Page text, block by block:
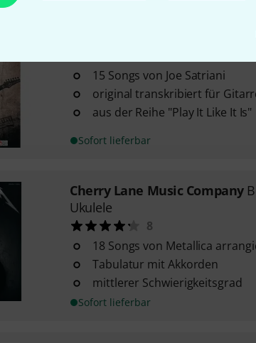
15 Songs von Joe Satriani
original transkribiert für
aus der Reihe "Play It Like It Is"
Sofort lieferbar
Cherry Lane Music Company
Ukulele
8
18 Songs von Metallica
Tabulatur mit Akkorden
mittlerer Schwierigkeitsgrad
Sofort lieferbar